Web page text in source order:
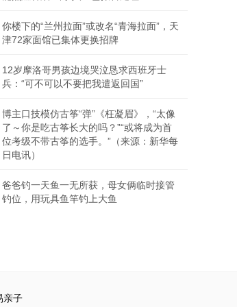
你楼下的“兰州拉面”或改名“青海拉面”，天
津72家面馆已集体更换招牌
12岁摩洛哥男孩边境哭泣恳求西班牙士
兵：“可不可以不要把我遣返回国”
博主口技模仿古筝“弹”《枉凝眉》，“太像
了～你是吃古筝长大的吗？”“或将成为首
位考级不带古筝的选手。”（来源：新华每
日电讯）
爸爸钓一天鱼一无所获，母女俩临时接管
钓位，用玩具鱼竿钓上大鱼
亲子